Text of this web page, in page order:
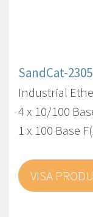
SandCat-
Industrial
4 x 10/100
1 x 100 Base
VISA